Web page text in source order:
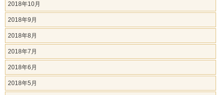
2018年10月
2018年9月
2018年8月
2018年7月
2018年6月
2018年5月